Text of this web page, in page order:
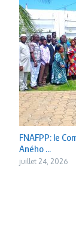
FNAFPP: le
Aného ...
juillet 24, 2026